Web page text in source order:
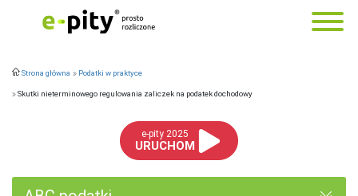
Strona główna Podatki w praktyce
Skutki nieterminowego regulowania zaliczek na podatek dochodowy
e-pity 2025
URUCHOM